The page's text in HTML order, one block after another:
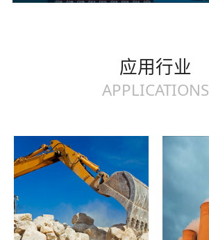
应用行业
APPLICATIONS